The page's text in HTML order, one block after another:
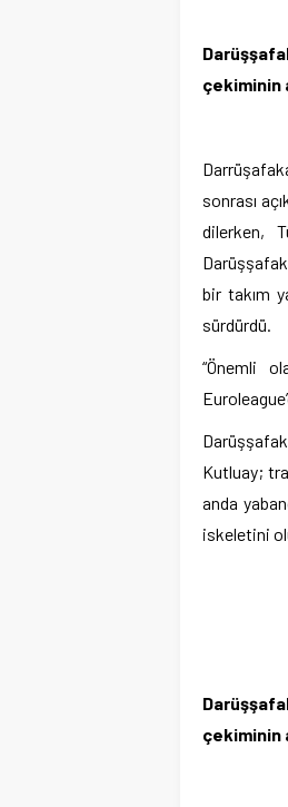
çekiminin
sonrası
dilerken,
bir takım
sürdürdü.
“Önemli
Kutluay;
anda
iskeletini
çekiminin